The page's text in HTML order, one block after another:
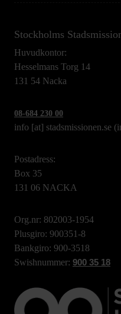
Stockholms
Huvudkontor:
Hesselmans Torg 14
131 54 Nacka
08-684 230 00
info [at] stadsmissionen.se
Postadress:
Box 35
131 06 NACKA
Org.nr: 802003-1954
Plusgiro: 900351-8
Bankgiro: 900-3518
Swishnummer: 900 35 18